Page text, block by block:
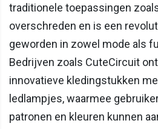
traditionele toepassingen
overschreden en is een
geworden in zowel mode als
Bedrijven zoals CuteCircuit
innovatieve kledingstukken
ledlampjes, waarmee
patronen en kleuren kunnen